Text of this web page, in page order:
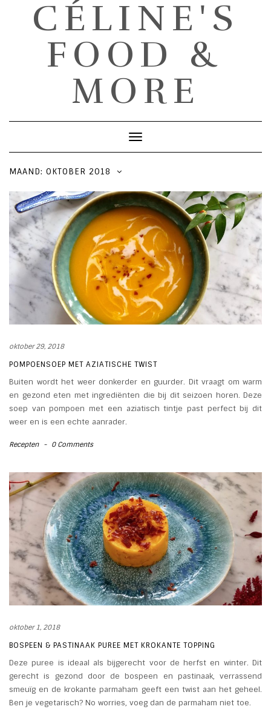
CÉLINE'S
FOOD &
MORE
Toggle
Navigation
MAAND: OKTOBER 2018
oktober 29, 2018
POMPOENSOEP MET AZIATISCHE TWIST
Buiten wordt het weer donkerder en guurder. Dit vraagt om warm
en gezond eten met ingrediënten die bij dit seizoen horen. Deze
soep van pompoen met een aziatisch tintje past perfect bij dit
weer en is een echte aanrader.
Recepten - 0 Comments
oktober 1, 2018
BOSPEEN & PASTINAAK PUREE MET KROKANTE TOPPING
Deze puree is ideaal als bijgerecht voor de herfst en winter. Dit
gerecht is gezond door de bospeen en pastinaak, verrassend
smeuïg en de krokante parmaham geeft een twist aan het geheel.
Ben je vegetarisch? No worries, voeg dan de parmaham niet toe.